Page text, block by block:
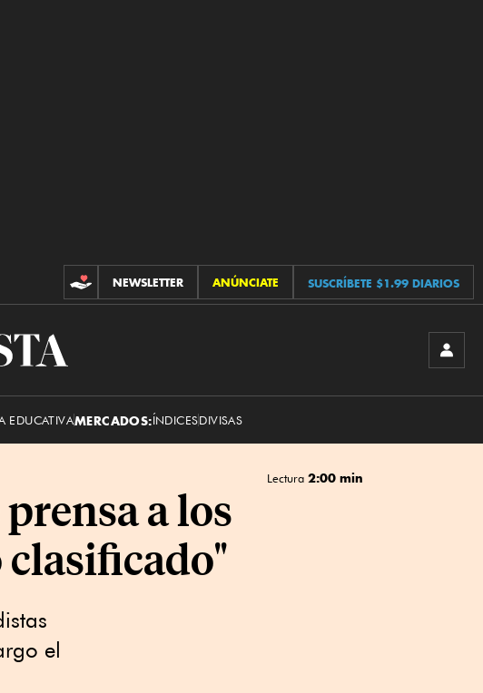
CONTRIBUCIONES
NEWSLETTER ANÚNCIATE SUSCRÍBETE $1.99 DIARIOS
EDUCATIVAMERCADOS:ÍNDICESDIVISAS
Lectura 2:00 min
a los
el